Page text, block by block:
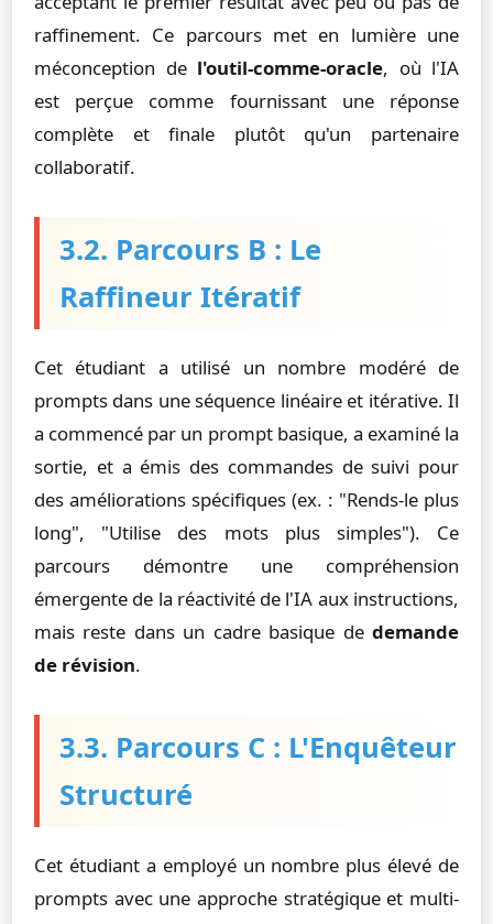
raffinement. Ce parcours met en lumière une
méconception de l'outil-comme-oracle, où l'IA
est perçue comme fournissant une réponse
complète et finale plutôt qu'un partenaire
collaboratif.
3.2. Parcours B : Le
Raffineur Itératif
Cet étudiant a utilisé un nombre modéré de
prompts dans une séquence linéaire et itérative. Il
a commencé par un prompt basique, a examiné la
sortie, et a émis des commandes de suivi pour
des améliorations spécifiques (ex. : "Rends-le plus
long", "Utilise des mots plus simples"). Ce
parcours démontre une compréhension
émergente de la réactivité de l'IA aux instructions,
mais reste dans un cadre basique de demande
de révision.
3.3. Parcours C : L'Enquêteur
Structuré
Cet étudiant a employé un nombre plus élevé de
prompts avec une approche stratégique et multi-